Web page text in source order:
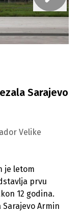
Sarajevo
Velike
je letom
prvu
12 godina.
Armin